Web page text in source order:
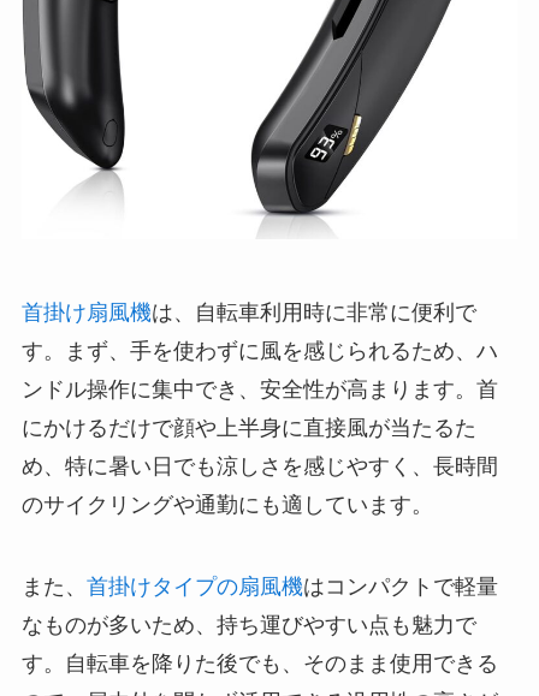
首掛け扇風機は、自転車利用時に非常に便利で
す。まず、手を使わずに風を感じられるため、ハ
ンドル操作に集中でき、安全性が高まります。首
にかけるだけで顔や上半身に直接風が当たるた
め、特に暑い日でも涼しさを感じやすく、長時間
のサイクリングや通勤にも適しています。
また、 首掛けタイプの扇風機はコンパクトで軽量
なものが多いため、持ち運びやすい点も魅力で
す。自転車を降りた後でも、そのまま使用できる